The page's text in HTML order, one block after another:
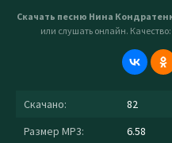
Скачать песню Нина
или слушать онлайн.
Скачано:
82
Размер MP3:
6.58